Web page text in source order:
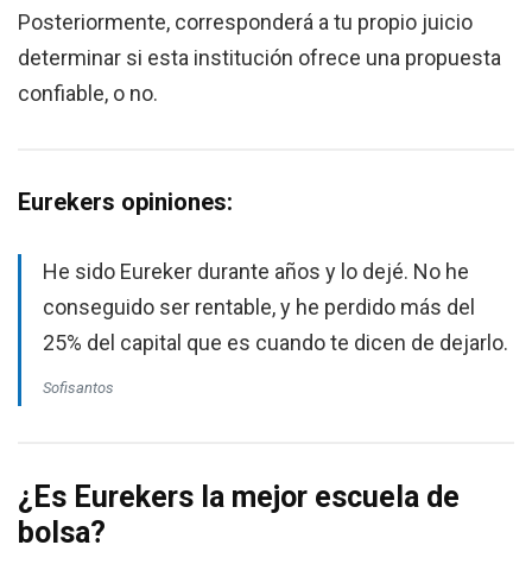
Posteriormente, corresponderá a tu propio juicio
determinar si esta institución ofrece una propuesta
confiable, o no.
Eurekers opiniones:
He sido Eureker durante años y lo dejé. No he
conseguido ser rentable, y he perdido más del
25% del capital que es cuando te dicen de dejarlo.
Sofisantos
¿Es Eurekers la mejor escuela de
bolsa?